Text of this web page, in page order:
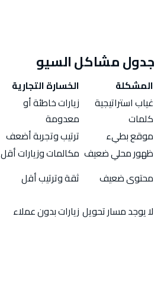
جدول مشاكل السيو
المشكلة الخسارة التجارية
غياب استراتيجية
كلمات
زيارات خاطئة أو
معدومة
موقع بطيء
ترتيب وتجربة أضعف
ظهور محلي ضعيف مكالمات وزيارات أقل
محتوى ضعيف
ثقة وترتيب أقل
لا يوجد مسار تحويل زيارات بدون عملاء